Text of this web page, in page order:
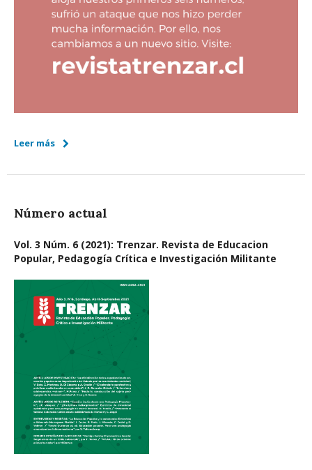
Leer más
Número actual
Vol. 3 Núm. 6 (2021): Trenzar. Revista de Educacion
Popular, Pedagogía Crítica e Investigación Militante